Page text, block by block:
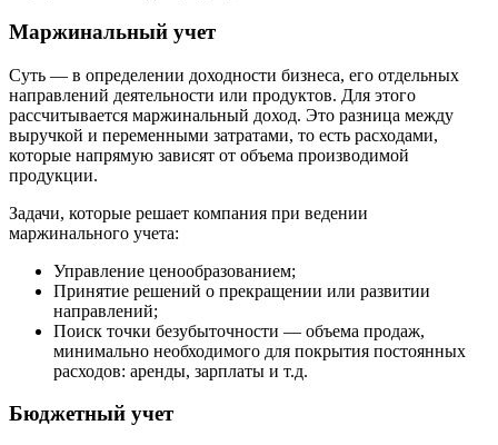
Маржинальный учет
Суть — в определении доходности бизнеса, его отдельных
направлений деятельности или продуктов. Для этого
рассчитывается маржинальный доход. Это разница между
выручкой и переменными затратами, то есть расходами,
которые напрямую зависят от объема производимой
продукции.
Задачи, которые решает компания при ведении
маржинального учета:
Управление ценообразованием;
Принятие решений о прекращении или развитии
направлений;
Поиск точки безубыточности — объема продаж,
минимально необходимого для покрытия постоянных
расходов: аренды, зарплаты и т.д.
Бюджетный учет